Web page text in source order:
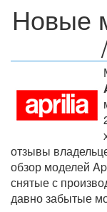
Новые
отзывы
обзор моделей
снятые с
давно забытые